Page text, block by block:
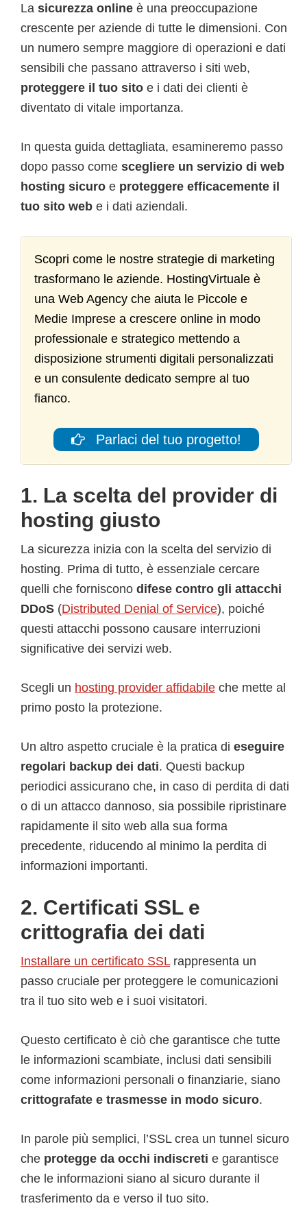
La sicurezza online è una preoccupazione
crescente per aziende di tutte le dimensioni. Con
un numero sempre maggiore di operazioni e dati
sensibili che passano attraverso i siti web,
proteggere il tuo sito e i dati dei clienti è
diventato di vitale importanza.
In questa guida dettagliata, esamineremo passo
dopo passo come scegliere un servizio di web
hosting sicuro e proteggere efficacemente il
tuo sito web e i dati aziendali.
Scopri come le nostre strategie di marketing
trasformano le aziende. HostingVirtuale è
una Web Agency che aiuta le Piccole e
Medie Imprese a crescere online in modo
professionale e strategico mettendo a
disposizione strumenti digitali personalizzati
e un consulente dedicato sempre al tuo
fianco.
Parlaci del tuo progetto!
1. La scelta del provider di
hosting giusto
La sicurezza inizia con la scelta del servizio di
hosting. Prima di tutto, è essenziale cercare
quelli che forniscono difese contro gli attacchi
DDoS (Distributed Denial of Service), poiché
questi attacchi possono causare interruzioni
significative dei servizi web.
Scegli un hosting provider affidabile che mette al
primo posto la protezione.
Un altro aspetto cruciale è la pratica di eseguire
regolari backup dei dati. Questi backup
periodici assicurano che, in caso di perdita di dati
o di un attacco dannoso, sia possibile ripristinare
rapidamente il sito web alla sua forma
precedente, riducendo al minimo la perdita di
informazioni importanti.
2. Certificati SSL e
crittografia dei dati
Installare un certificato SSLrappresenta un
passo cruciale per proteggere le comunicazioni
tra il tuo sito web e i suoi visitatori.
Questo certificato è ciò che garantisce che tutte
le informazioni scambiate, inclusi dati sensibili
come informazioni personali o finanziarie, siano
crittografate e trasmesse in modo sicuro.
In parole più semplici, l’SSL crea un tunnel sicuro
che protegge da occhi indiscreti e garantisce
che le informazioni siano al sicuro durante il
trasferimento da e verso il tuo sito.